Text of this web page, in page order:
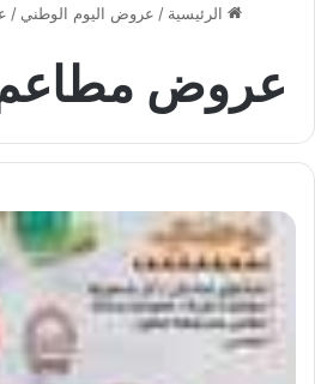
الرئيسية / عروض اليوم الوطني /
عروض